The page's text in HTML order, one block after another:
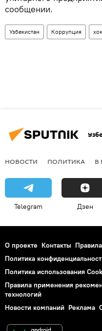
сообщении.
Узбекистан Коррупция
НОВОСТИ ПОЛИТИКА В
Telegram Дзен
О проекте Контакты
Политика
Политика использования
Правила применения
технологий
Новости компаний Реклама